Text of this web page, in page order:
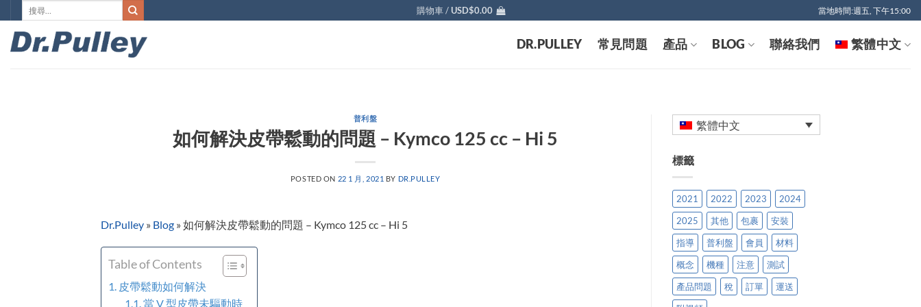
to
content
鍵
字:
購物車 /USD$0.00 當地時間:週五, 下午15:00
DR.PULLEY 常見問題 產品 BLOG 聯絡我們 繁體中文
普利盤
如何解決皮帶鬆動的問題 – Kymco 125 cc – Hi 5
POSTED ON 22 1 月, 2021 BY DR.PULLEY
Dr.Pulley » Blog »如何解決皮帶鬆動的問題 – Kymco 125 cc – Hi 5
Table of Contents
皮帶鬆動如何解決
當 V 型皮帶未驅動時
繁體中文
標籤
2021 2022 2023
2024
2025
其他 包裹
安裝
指導
普利盤 會員
材料
概念
機種 注意
測試
產品問題
稅 訂單
運送